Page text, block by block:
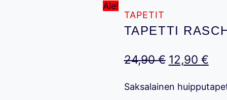
Ale!
TAPETIT
TAPETTI
24,90€ 12,90 €
on:
Saksalainen